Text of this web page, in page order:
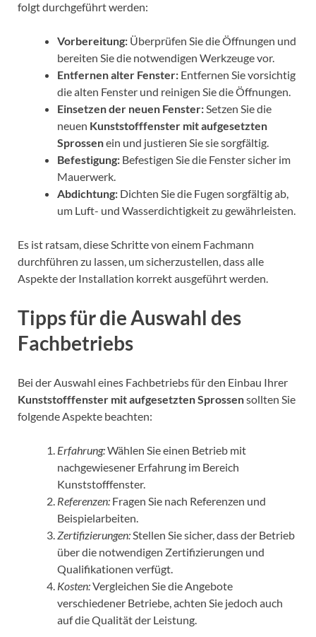
folgt durchgeführt werden:
Vorbereitung: Überprüfen Sie die Öffnungen und
bereiten Sie die notwendigen Werkzeuge vor.
Entfernen alter Fenster: Entfernen Sie vorsichtig
die alten Fenster und reinigen Sie die Öffnungen.
Einsetzen der neuen Fenster:Setzen Sie die
neuen Kunststofffenster mit aufgesetzten
Sprossenein und justieren Sie sie sorgfältig.
Befestigung: Befestigen Sie die Fenster sicher im
Mauerwerk.
Abdichtung: Dichten Sie die Fugen sorgfältig ab,
um Luft- und Wasserdichtigkeit zu gewährleisten.
Es ist ratsam, diese Schritte von einem Fachmann
durchführen zu lassen, um sicherzustellen, dass alle
Aspekte der Installation korrekt ausgeführt werden.
Tipps für die Auswahl des
Fachbetriebs
Bei der Auswahl eines Fachbetriebs für den Einbau Ihrer
Kunststofffenster mit aufgesetzten Sprossensollten Sie
folgende Aspekte beachten:
Erfahrung:Wählen Sie einen Betrieb mit
nachgewiesener Erfahrung im Bereich
Kunststofffenster.
Referenzen: Fragen Sie nach Referenzen und
Beispielarbeiten.
Zertifizierungen: Stellen Sie sicher, dass der Betrieb
über die notwendigen Zertifizierungen und
Qualifikationen verfügt.
Kosten:Vergleichen Sie die Angebote
verschiedener Betriebe, achten Sie jedoch auch
auf die Qualität der Leistung.